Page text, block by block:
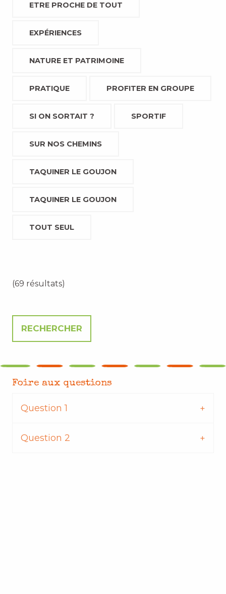
ETRE PROCHE DE TOUT
EXPÉRIENCES
NATURE ET PATRIMOINE
PRATIQUE PROFITER EN GROUPE
SI ON SORTAIT ? SPORTIF
SUR NOS CHEMINS
TAQUINER LE GOUJON
TAQUINER LE GOUJON
TOUT SEUL
(69 résultats)
Foire aux questions
Question 1
Question 2